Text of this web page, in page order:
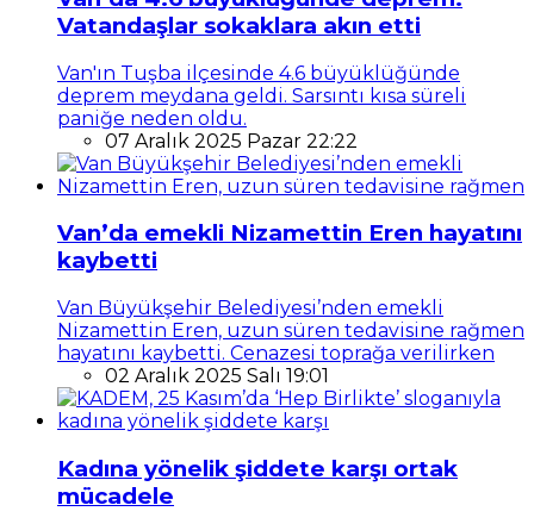
Vatandaşlar sokaklara akın etti
Van'ın Tuşba ilçesinde 4.6 büyüklüğünde
deprem meydana geldi. Sarsıntı kısa süreli
paniğe neden oldu.
07 Aralık 2025 Pazar 22:22
Van’da emekli Nizamettin Eren hayatını
kaybetti
Van Büyükşehir Belediyesi’nden emekli
Nizamettin Eren, uzun süren tedavisine rağmen
hayatını kaybetti. Cenazesi toprağa verilirken
02 Aralık 2025 Salı 19:01
Kadına yönelik şiddete karşı ortak
mücadele